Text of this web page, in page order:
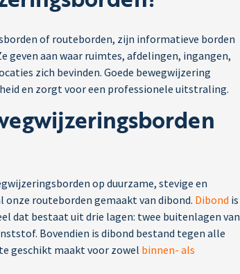
of routeborden, zijn informatieve borden
geven aan waar ruimtes, afdelingen, ingangen,
zich bevinden. Goede bewegwijzering
en zorgt voor een professionele uitstraling.
op duurzame, stevige en
routeborden gemaakt van dibond. Dibond is
dat bestaat uit drie lagen: twee buitenlagen van
Bovendien is dibond bestand tegen alle
geschikt maakt voor zowel binnen- als